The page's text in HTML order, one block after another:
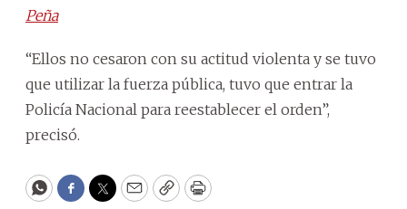
Peña
“Ellos no cesaron con su actitud violenta y se tuvo
que utilizar la fuerza pública, tuvo que entrar la
Policía Nacional para reestablecer el orden”,
precisó.
WhatsApp
Facebook
Twitter
EmailCopyPrint